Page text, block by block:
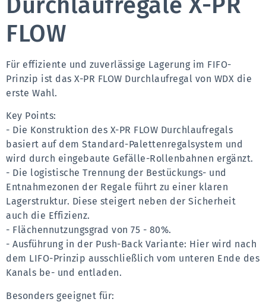
FLOW
Für effiziente und zuverlässige Lagerung im FIFO-
Prinzip ist das X-PR FLOW Durchlaufregal von WDX die
erste Wahl.
Key Points:
- Die Konstruktion des X-PR FLOW Durchlaufregals
basiert auf dem Standard-Palettenregalsystem und
wird durch eingebaute Gefälle-Rollenbahnen ergänzt.
- Die logistische Trennung der Bestückungs- und
Entnahmezonen der Regale führt zu einer klaren
Lagerstruktur. Diese steigert neben der Sicherheit
auch die Effizienz.
- Flächennutzungsgrad von 75 - 80%.
- Ausführung in der Push-Back Variante: Hier wird nach
dem LIFO-Prinzip ausschließlich vom unteren Ende des
Kanals be- und entladen.
Besonders geeignet für: